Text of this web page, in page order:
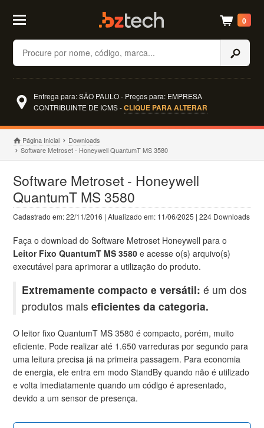
Buscar
0
Entrega para: SÃO PAULO - Preços para: EMPRESA
CONTRIBUINTE DE ICMS -CLIQUE PARA ALTERAR
Página Inicial
Downloads
Software Metroset - Honeywell QuantumT MS 3580
Software Metroset - Honeywell
QuantumT MS 3580
Cadastrado em: 22/11/2016 | Atualizado em: 11/06/2025 | 224 Downloads
Faça o download do Software Metroset Honeywell para o
Leitor Fixo QuantumT MS 3580 e acesse o(s) arquivo(s)
executável para aprimorar a utilização do produto.
Extremamente compacto e versátil: é um dos
produtos mais eficientes da categoria.
O leitor fixo QuantumT MS 3580 é compacto, porém, muito
eficiente. Pode realizar até 1.650 varreduras por segundo para
uma leitura precisa já na primeira passagem. Para economia
de energia, ele entra em modo StandBy quando não é utilizado
e volta imediatamente quando um código é apresentado,
devido a um sensor de presença.